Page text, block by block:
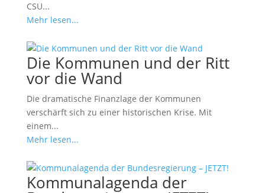
CSU...
Mehr lesen...
Die Kommunen und der Ritt
vor die Wand
Die dramatische Finanzlage der Kommunen
verschärft sich zu einer historischen Krise. Mit
einem...
Mehr lesen...
Kommunalagenda der